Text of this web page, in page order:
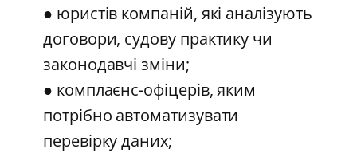
● юристів компаній, які аналізують
договори, судову практику чи
законодавчі зміни;
● комплаєнс-офіцерів, яким
потрібно автоматизувати
перевірку даних;